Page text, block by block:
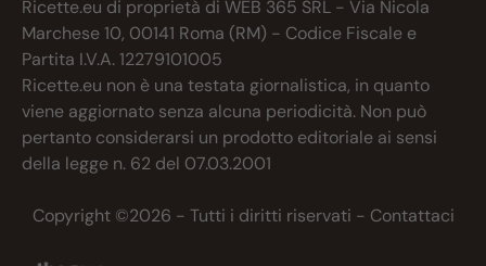
Ricette.eu di proprietà di WEB 365 SRL - Via Nicola
Marchese 10, 00141 Roma (RM) - Codice Fiscale e
Partita I.V.A. 12279101005
Ricette.eu non è una testata giornalistica, in quanto
viene aggiornato senza alcuna periodicità. Non può
pertanto considerarsi un prodotto editoriale ai sensi
della legge n. 62 del 07.03.2001
Copyright ©2026 - Tutti i diritti riservati - Contattaci